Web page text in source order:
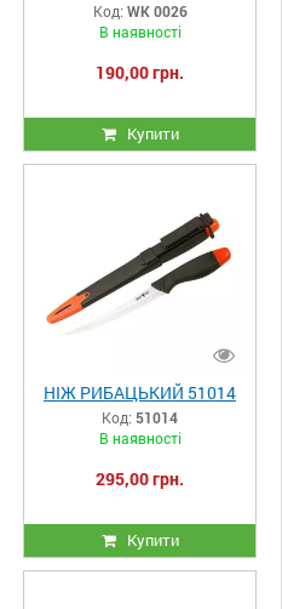
Код: WK 0026
В наявності
190,00 грн.
Купити
НІЖ РИБАЦЬКИЙ 51014
Код: 51014
В наявності
295,00 грн.
Купити